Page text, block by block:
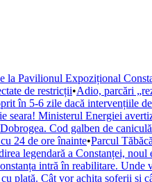
la Pavilionul Expozițional
de restricții•Adio, parcări
în 5-6 zile dacă intervențiile
seara! Ministerul Energiei
Cod galben de caniculă
24 de ore înainte•Parcul
legendară a Constanței, noul
intră în reabilitare. Unde
plată. Cât vor achita șoferii și